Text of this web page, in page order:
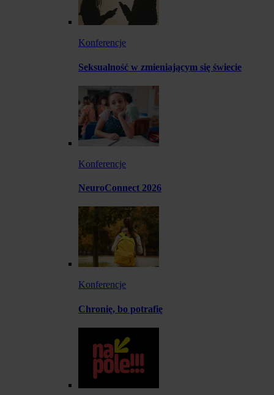
Konferencje
Seksualność w zmieniającym się świecie
Konferencje
NeuroConnect 2026
Konferencje
Chronię, bo potrafię